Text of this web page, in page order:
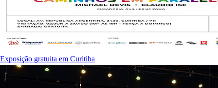
Exposição gratuita em Curitiba